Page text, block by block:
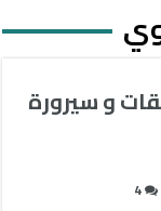
و سيرورة
4